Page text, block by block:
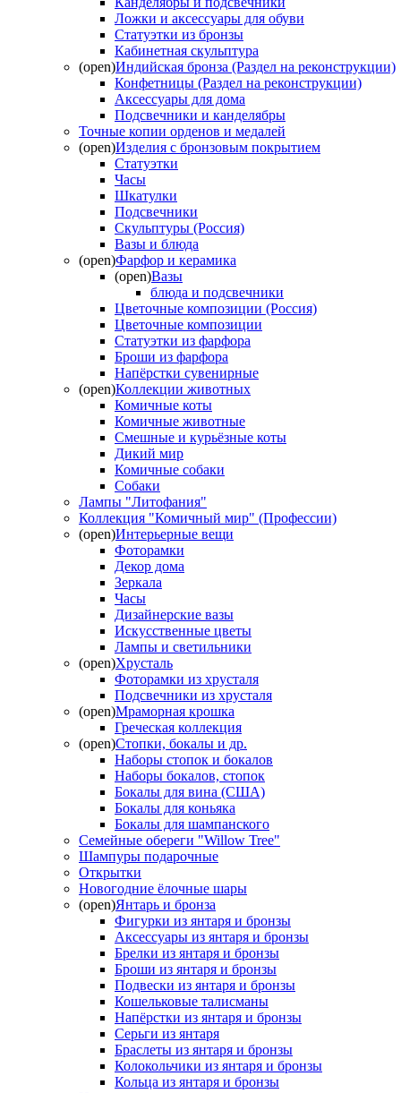
Ложки и аксессуары для обуви
Статуэтки из бронзы
Кабинетная скульптура
(open)Индийская бронза (Раздел на реконструкции)
Конфетницы (Раздел на реконструкции)
Аксессуары для дома
Подсвечники и канделябры
Точные копии орденов и медалей
(open)Изделия с бронзовым покрытием
Статуэтки
Часы
Шкатулки
Подсвечники
Скульптуры (Россия)
Вазы и блюда
(open)Фарфор и керамика
(open)Вазы
блюда и подсвечники
Цветочные композиции (Россия)
Цветочные композиции
Статуэтки из фарфора
Броши из фарфора
Напёрстки сувенирные
(open)Коллекции животных
Комичные коты
Комичные животные
Смешные и курьёзные коты
Дикий мир
Комичные собаки
Собаки
Лампы "Литофания"
Коллекция "Комичный мир" (Профессии)
(open)Интерьерные вещи
Фоторамки
Декор дома
Зеркала
Часы
Дизайнерские вазы
Искусственные цветы
Лампы и светильники
(open)Хрусталь
Фоторамки из хрусталя
Подсвечники из хрусталя
(open)Мраморная крошка
Греческая коллекция
(open)Стопки, бокалы и др.
Наборы стопок и бокалов
Наборы бокалов, стопок
Бокалы для вина (США)
Бокалы для коньяка
Бокалы для шампанского
Семейные обереги "Willow Tree"
Шампуры подарочные
Открытки
Новогодние ёлочные шары
(open)Янтарь и бронза
Фигурки из янтаря и бронзы
Аксессуары из янтаря и бронзы
Брелки из янтаря и бронзы
Броши из янтаря и бронзы
Подвески из янтаря и бронзы
Кошельковые талисманы
Напёрстки из янтаря и бронзы
Серьги из янтаря
Браслеты из янтаря и бронзы
Колокольчики из янтаря и бронзы
Кольца из янтаря и бронзы